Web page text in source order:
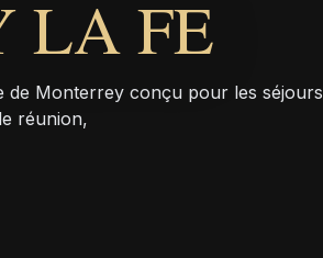
LA FE
de Monterrey conçu pour les séjours
réunion,